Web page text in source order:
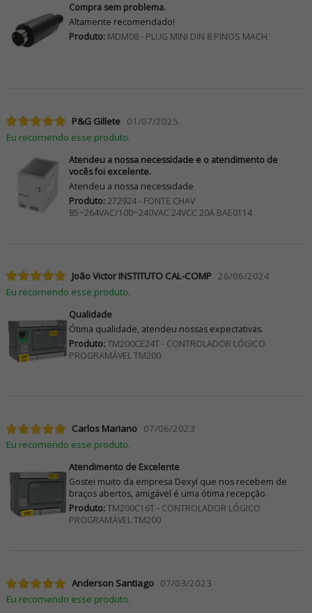
Compra sem problema.
Altamente recomendado!
Produto:MDM08 - PLUG MINI DIN 8 PINOS MACH
P&G Gillete 01/07/2025
Eu recomendo esse produto.
Atendeu a nossa necessidade e o atendimento de
vocês foi excelente.
Atendeu a nossa necessidade
Produto:272924 - FONTE CHAV
85~264VAC/100~240VAC 24VCC 20A BAE0114
João Victor INSTITUTO CAL-COMP 26/06/2024
Eu recomendo esse produto.
Qualidade
Ótima qualidade, atendeu nossas expectativas.
Produto:TM200CE24T - CONTROLADOR LÓGICO
PROGRAMÁVEL TM200
Carlos Mariano 07/06/2023
Eu recomendo esse produto.
Atendimento de Excelente
Gostei muito da empresa Dexyí que nos recebem de
braços abertos, amigável é uma ótima recepção.
Produto:TM200C16T - CONTROLADOR LÓGICO
PROGRAMÁVEL TM200
Anderson Santiago 07/03/2023
Eu recomendo esse produto.